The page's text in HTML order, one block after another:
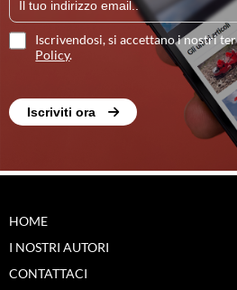
Iscrivendosi, si accettano i nostri
Policy.
Iscriviti ora
HOME
I NOSTRI AUTORI
CONTATTACI